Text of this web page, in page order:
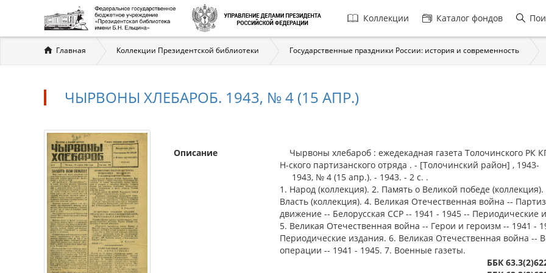
Главная
навигация
Коллекции Каталог фондов
Вы
здесь
Главная Коллекции Президентской библиотеки Государственные праздники России: история и современность
ЧЫРВОНЫ ХЛЕБАРОБ. 1943, № 4 (15 АПР.)
Описание
Чырвоны хлебароб : ежедекадная газета Толочинского РК
Н-ского партизанского отряда . - [Толочинский район] , 1943-
1943, № 4 (15 апр.). - 1943. - 2 c. .
1. Народ (коллекция). 2. Память о Великой победе (коллекция).
Власть (коллекция). 4. Великая Отечественная война --
движение -- Белорусская ССР -- 1941 - 1945 -- Периодические
5. Великая Отечественная война -- Герои и героизм -- 1941 -
Периодические издания. 6. Великая Отечественная война --
операции -- 1941 - 1945. 7. Военные газеты.
ББК